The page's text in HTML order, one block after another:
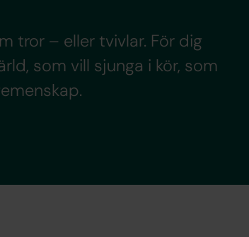
tror – eller tvivlar. För dig
som vill sjunga i kör, som